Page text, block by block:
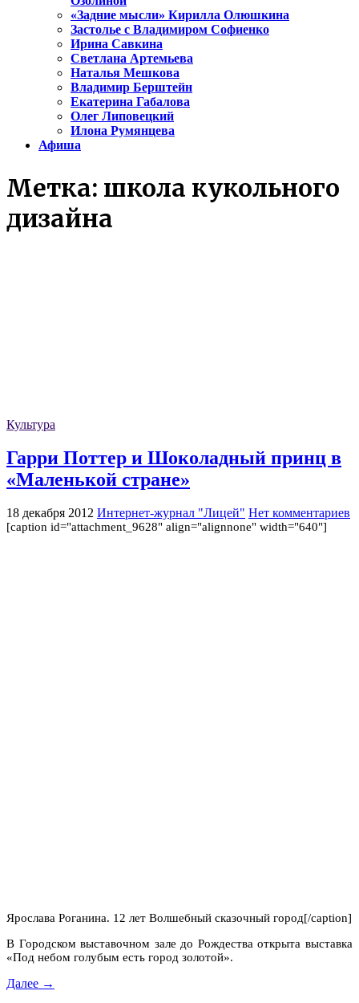
«Задние мысли» Кирилла Олюшкина
Застолье с Владимиром Софиенко
Ирина Савкина
Светлана Артемьева
Наталья Мешкова
Владимир Берштейн
Екатерина Габалова
Олег Липовецкий
Илона Румянцева
Афиша
Метка: школа кукольного
дизайна
Культура
Гарри Поттер и Шоколадный принц в
«Маленькой стране»
18 декабря 2012 Интернет-журнал "Лицей" Нет комментариев
[caption id="attachment_9628" align="alignnone" width="640"]
Ярослава Роганина. 12 лет Волшебный сказочный город[/caption]
В Городском выставочном зале до Рождества открыта выставка
«Под небом голубым есть город золотой».
Далее →